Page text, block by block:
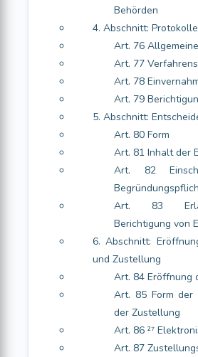
Behörden
4. Abschnitt: Protokolle
Art. 76
Art. 77
Art. 78
Art. 79
5. Abschnitt:
Art. 80 Form
Art. 81 Inhalt der
Art. 82
Art. 83
Berichtigung von
6. Abschnitt:
und Zustellung
Art. 84 Eröffnung
Art. 85 Form der
der Zustellung
Art. 86 ²⁷
Art. 87